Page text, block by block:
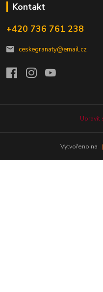
Kontakt
+420 736 761 238
ceskegranaty@email.cz
Upravit
Vytvořeno na